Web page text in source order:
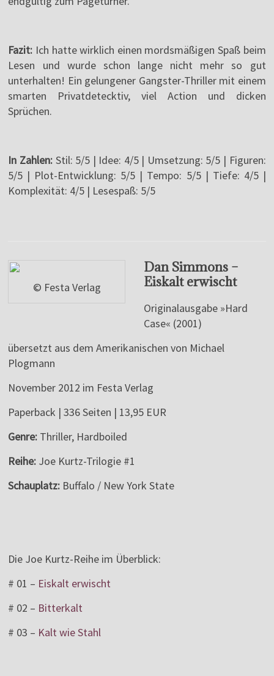
Fazit: Ich hatte wirklich einen mordsmäßigen Spaß beim
Lesen und wurde schon lange nicht mehr so gut
unterhalten! Ein gelungener Gangster-Thriller mit einem
smarten Privatdetecktiv, viel Action und dicken
Sprüchen.
In Zahlen: Stil: 5/5 | Idee: 4/5 | Umsetzung: 5/5 | Figuren:
5/5 | Plot-Entwicklung: 5/5 | Tempo: 5/5 | Tiefe: 4/5 |
Komplexität: 4/5 | Lesespaß: 5/5
© Festa Verlag
Dan Simmons –
Eiskalt erwischt
Originalausgabe »Hard
Case« (2001)
übersetzt aus dem Amerikanischen von Michael
Plogmann
November 2012 im Festa Verlag
Paperback | 336 Seiten | 13,95 EUR
Genre: Thriller, Hardboiled
Reihe: Joe Kurtz-Trilogie #1
Schauplatz: Buffalo / New York State
Die Joe Kurtz-Reihe im Überblick:
# 01 – Eiskalt erwischt
# 02 – Bitterkalt
# 03 – Kalt wie Stahl